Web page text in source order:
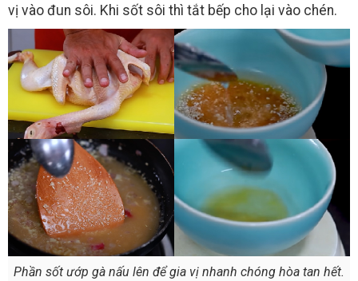
vị vào đun sôi. Khi sốt sôi thì tắt bếp cho lại vào chén.
Phần sốt ướp gà nấu lên để gia vị nhanh chóng hòa tan hết.